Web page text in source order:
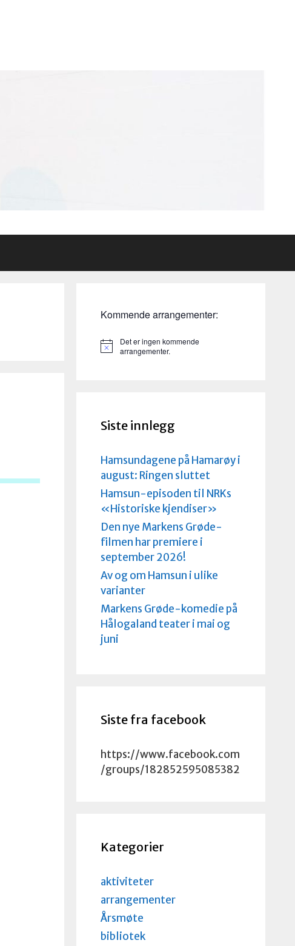
Kommende arrangementer:
M
Det er ingen kommende
arrangementer.
Siste innlegg
Hamsundagene på Hamarøy i
august: Ringen sluttet
Hamsun-episoden til NRKs
«Historiske kjendiser»
Den nye Markens Grøde-
filmen har premiere i
september 2026!
Av og om Hamsun i ulike
varianter
Markens Grøde-komedie på
Hålogaland teater i mai og
juni
Siste fra facebook
https://www.facebook.com
/groups/182852595085382
Kategorier
aktiviteter
arrangementer
Årsmøte
bibliotek